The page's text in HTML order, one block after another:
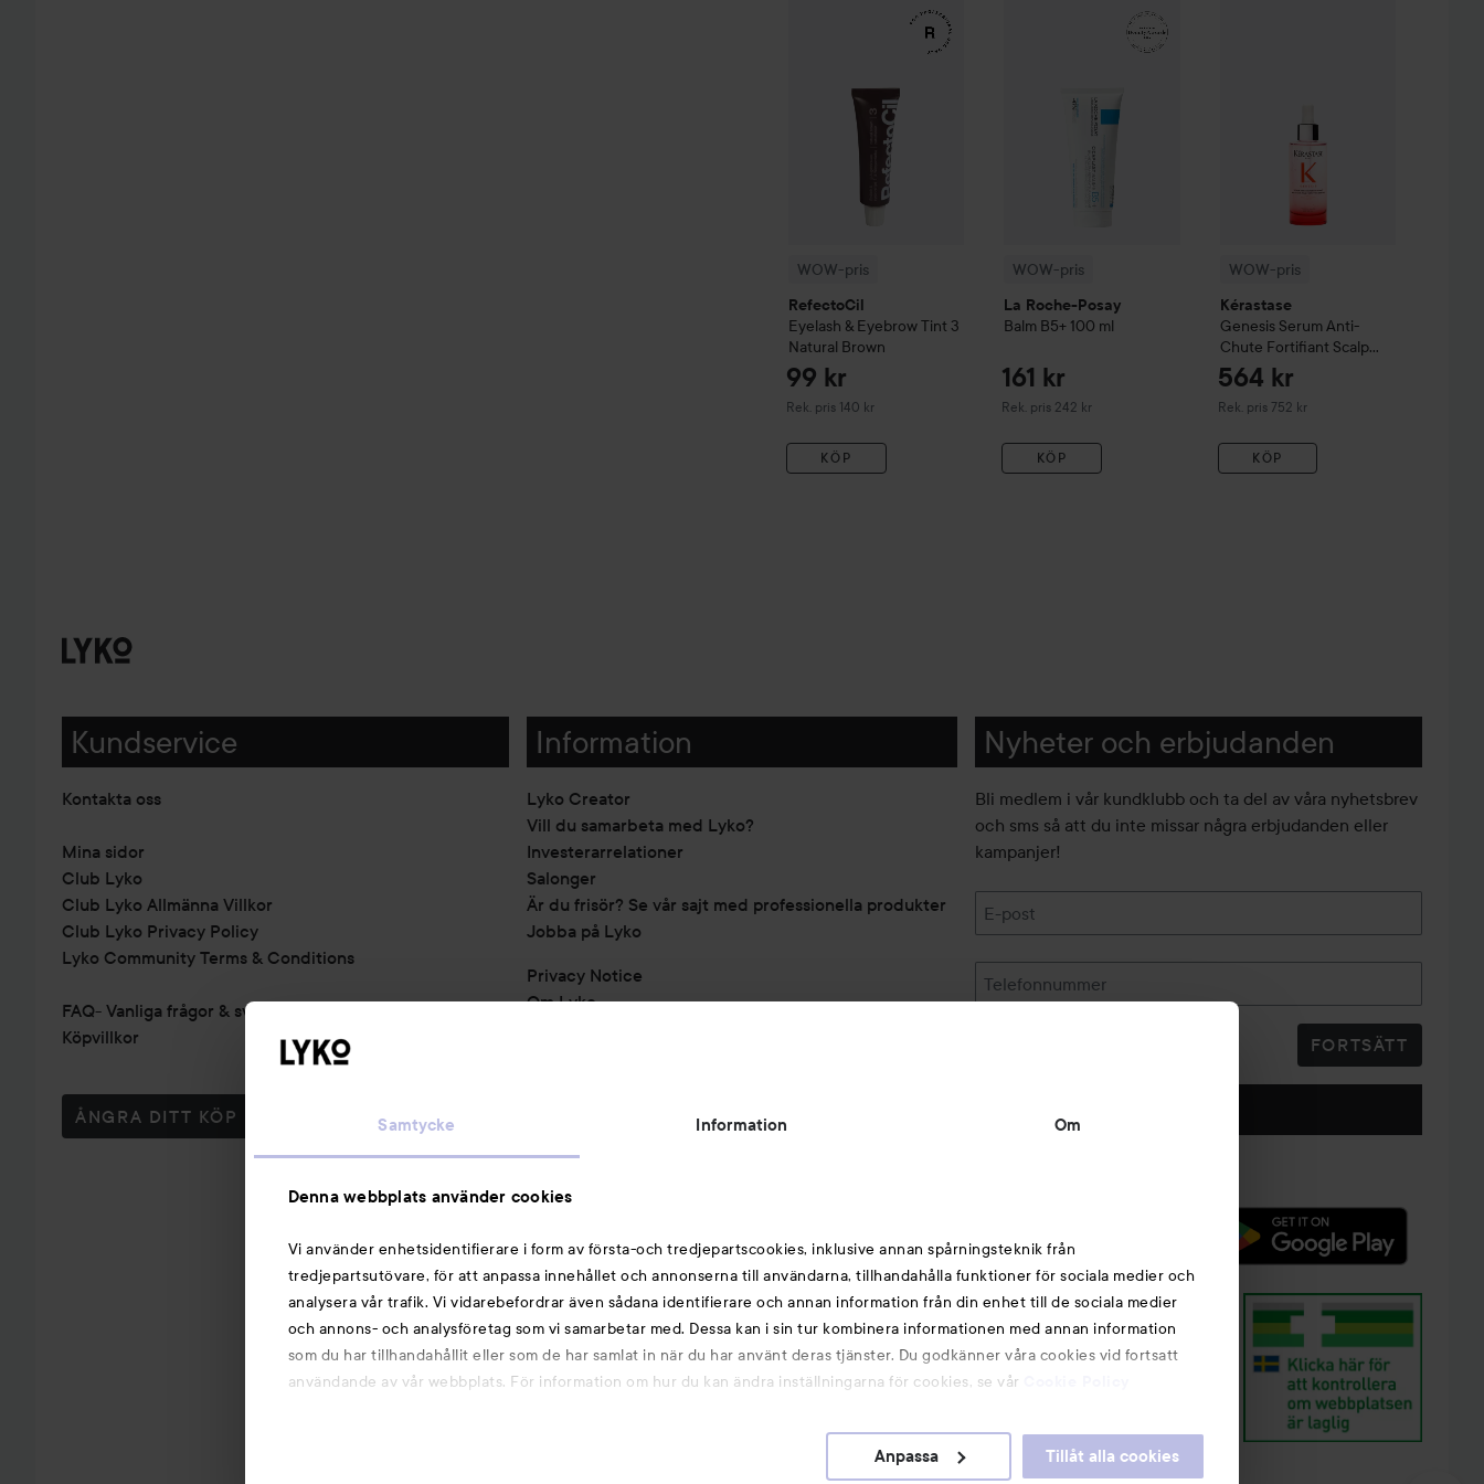
Samtycke Information Om
Denna webbplats använder cookies
Vi använder enhetsidentifierare i form av första-och tredjepartscookies, inklusive annan spårningsteknik från
tredjepartsutövare, för att anpassa innehållet och annonserna till användarna, tillhandahålla funktioner för sociala medier och
analysera vår trafik. Vi vidarebefordrar även sådana identifierare och annan information från din enhet till de sociala medier
och annons- och analysföretag som vi samarbetar med. Dessa kan i sin tur kombinera informationen med annan information
som du har tillhandahållit eller som de har samlat in när du har använt deras tjänster. Du godkänner våra cookies vid fortsatt
användande av vår webbplats. För information om hur du kan ändra inställningarna för cookies, se vår
Anpassa Tillåt alla cookies
WOW-pris
RefectoCil
Eyelash & Eyebrow Tint 3
Natural Brown
99 kr
Rek. pris 140 kr
Rekommenderat pris 140 kr
KÖP
RefectoCilEyelash & Eyebrow Tint 3 Natural Brown
WOW-pris
La Roche-Posay
Balm B5+ 100 ml
161 kr
Rek. pris 242 kr
Rekommenderat pris 242 kr
KÖP
La Roche-Posay
WOW-pris
Kérastase
Genesis Serum Anti-
Chute Fortifiant Scalp
Serum 90 ml
564 kr
Rek. pris 752 kr
Rekommenderat pris 752 kr
KÖP
Kundservice
Kontakta oss
Mina sidor
Club Lyko
Club Lyko Allmänna Villkor
Club Lyko Privacy Policy
Lyko Community Terms & Conditions
FAQ- Vanliga frågor & svar
Köpvillkor
ÅNGRA DITT KÖP
Information
Lyko Creator
Vill du samarbeta med Lyko?
Investerarrelationer
Salonger
Är du frisör? Se vår sajt med professionella produkter
Jobba på Lyko
Privacy Notice
Om Lyko
Michael Edwards Fragrances of the World
Cookie Consent
Partners
Du kanske också gillar
Smink
Hårnålar
Nyheter och erbjudanden
Bli medlem i vår kundklubb och ta del av våra nyhetsbrev
och sms så att du inte missar några erbjudanden eller
kampanjer!
E-post
Telefonnummer
FORTSÄTT
Följ oss